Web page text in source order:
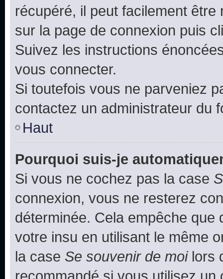
récupéré, il peut facilement
sur la page de connexion puis
Suivez les instructions
vous connecter.
Si toutefois vous ne parveniez
contactez un administrateur du
Haut
Pourquoi suis-je
Si vous ne cochez pas la case
connexion, vous ne resterez
déterminée. Cela empêche que
votre insu en utilisant le même
la case Se souvenir de moilors